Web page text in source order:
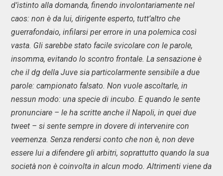
d’istinto alla domanda, finendo involontariamente nel
caos: non è da lui, dirigente esperto, tutt’altro che
guerrafondaio, infilarsi per errore in una polemica così
vasta. Gli sarebbe stato facile svicolare con le parole,
insomma, evitando lo scontro frontale. La sensazione è
che il dg della Juve sia particolarmente sensibile a due
parole: campionato falsato. Non vuole ascoltarle, in
nessun modo: una specie di incubo. E quando le sente
pronunciare – le ha scritte anche il Napoli, in quei due
tweet – si sente sempre in dovere di intervenire con
veemenza. Senza rendersi conto che non è, non deve
essere lui a difendere gli arbitri, soprattutto quando la sua
società non è coinvolta in alcun modo. Altrimenti viene da